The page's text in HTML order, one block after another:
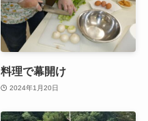
料理で幕開け
2024年1月20日